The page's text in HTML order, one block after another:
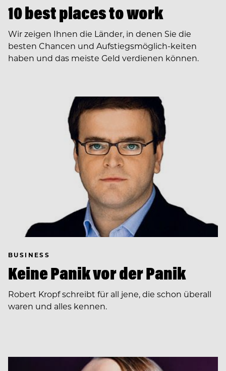
10 best places to work
Wir zeigen Ihnen die Länder, in denen Sie die
besten Chancen und Aufstiegsmöglich-keiten
haben und das meiste Geld verdienen können.
BUSINESS
Keine Panik vor der Panik
Robert Kropf schreibt für all jene, die schon überall
waren und alles kennen.